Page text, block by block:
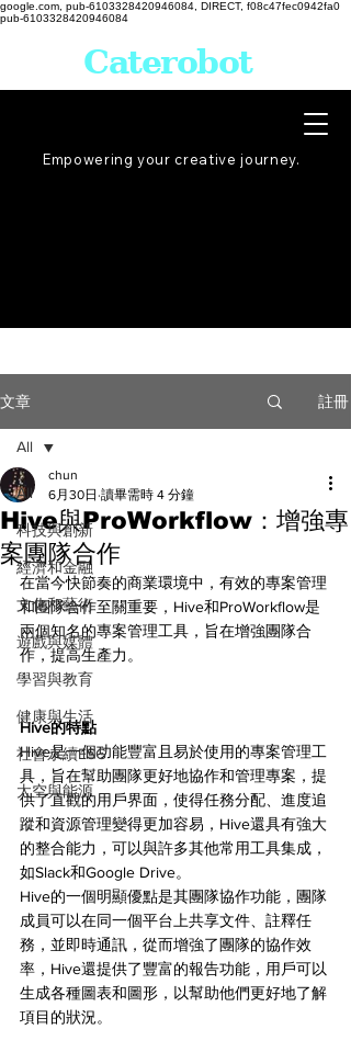
google.com, pub-6103328420946084, DIRECT, f08c47fec0942fa0
pub-6103328420946084
Empowering your creative journey.
Caterobot
文章 註冊
All
科技與創新
經濟和金融
文化和藝術
遊戲與媒體
學習與教育
健康與生活
社會永續ESG
太空與能源
All
Hive與ProWorkflow：增強專
案團隊合作
chun
6月30日 讀畢需時 4 分鐘
在當今快節奏的商業環境中，有效的專案管理
和團隊合作至關重要，Hive和ProWorkflow是
兩個知名的專案管理工具，旨在增強團隊合
作，提高生產力。
Hive的特點
Hive是一個功能豐富且易於使用的專案管理工
具，旨在幫助團隊更好地協作和管理專案，提
供了直觀的用戶界面，使得任務分配、進度追
蹤和資源管理變得更加容易，Hive還具有強大
的整合能力，可以與許多其他常用工具集成，
如Slack和Google Drive。
Hive的一個明顯優點是其團隊協作功能，團隊
成員可以在同一個平台上共享文件、註釋任
務，並即時通訊，從而增強了團隊的協作效
率，Hive還提供了豐富的報告功能，用戶可以
生成各種圖表和圖形，以幫助他們更好地了解
項目的狀況。